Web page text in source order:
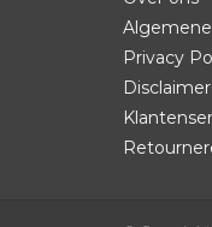
Privacy
Disclaimer